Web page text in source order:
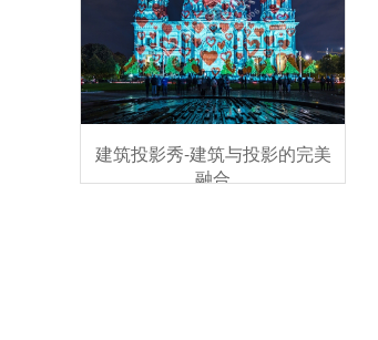
建筑投影秀-建筑与投影的完美
融合